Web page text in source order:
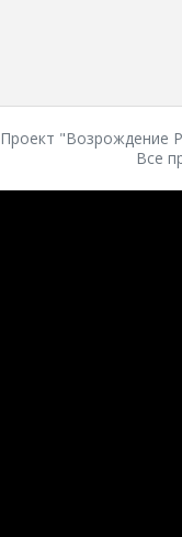
Проект "Возрождение
Все